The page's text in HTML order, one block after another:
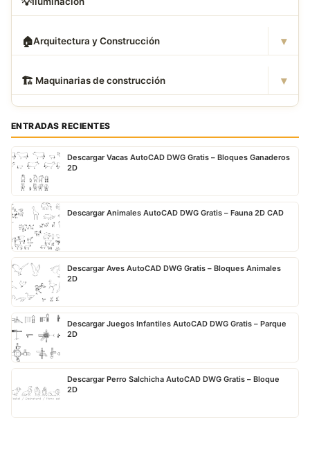
🏠Arquitectura y Construcción ▾
🏗 ️ Maquinarias de construcción ▾
ENTRADAS RECIENTES
Descargar Vacas AutoCAD DWG Gratis – Bloques Ganaderos
2D
Descargar Animales AutoCAD DWG Gratis – Fauna 2D CAD
Descargar Aves AutoCAD DWG Gratis – Bloques Animales
2D
Descargar Juegos Infantiles AutoCAD DWG Gratis – Parque
2D
Descargar Perro Salchicha AutoCAD DWG Gratis – Bloque
2D